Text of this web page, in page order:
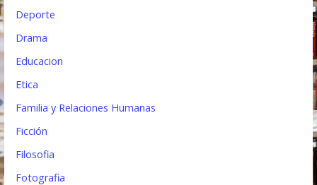
Deporte
Drama
Educacion
Etica
Familia y Relaciones Humanas
Ficción
Filosofia
Fotografia